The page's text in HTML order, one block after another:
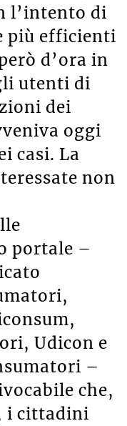
l’intento di
più efficienti
d’ora in
utenti di
dei
oggi
casi. La
non
portale –
Udicon e
–
che,
i cittadini